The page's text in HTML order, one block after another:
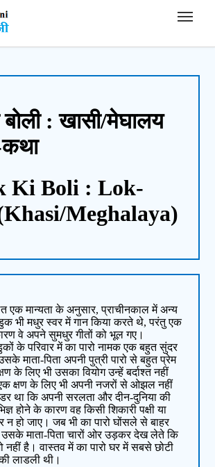
: खासी/मेघालय
Ki Boli : Lok-
Meghalaya)
एक मान्यता के अनुसार, प्राचीनकाल में अन्य
भी मधुर स्वर में गान किया करते थे, परंतु एक
वे अपने सुमधुर गीतों को भूल गए।
के परिवार में का पारो नामक एक बहुत सुंदर
माता-पिता अपनी पुत्री पारो से बहुत प्रेम
के लिए भी उसका वियोग उन्हें बर्दाश्त नहीं
क्षण के लिए भी अपनी नजरों से ओझल नहीं
था कि अपनी सरलता और दीन-दुनिया की
होने के कारण वह किसी शिकारी पक्षी या
न हो जाए। जब भी का पारो घोंसले से बाहर
माता-पिता चारों ओर उड़कर देख लेते कि
नहीं है। वास्तव में का पारो घर में सबसे छोटी
लाडली थी।